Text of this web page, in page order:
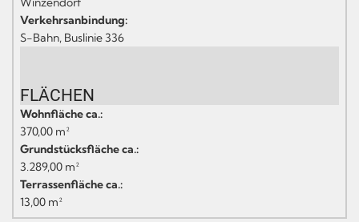
Verkehrsanbindung:
S-Bahn, Buslinie 336
FLÄCHEN
Wohnfläche ca.:
370,00 m²
Grundstücksfläche ca.:
3.289,00 m²
Terrassenfläche ca.:
13,00 m²